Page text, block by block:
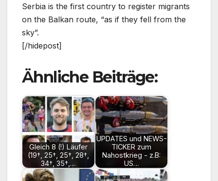
Serbia is the first country to register migrants
on the Balkan route, “as if they fell from the
sky”.
[/hidepost]
Ähnliche Beiträge:
Gleich 8 (!) Läufer
(19†, 25†, 25†, 28†,
34†, 35†,…
UPDATES und NEWS-
TICKER zum
Nahostkrieg - z.B:
US…